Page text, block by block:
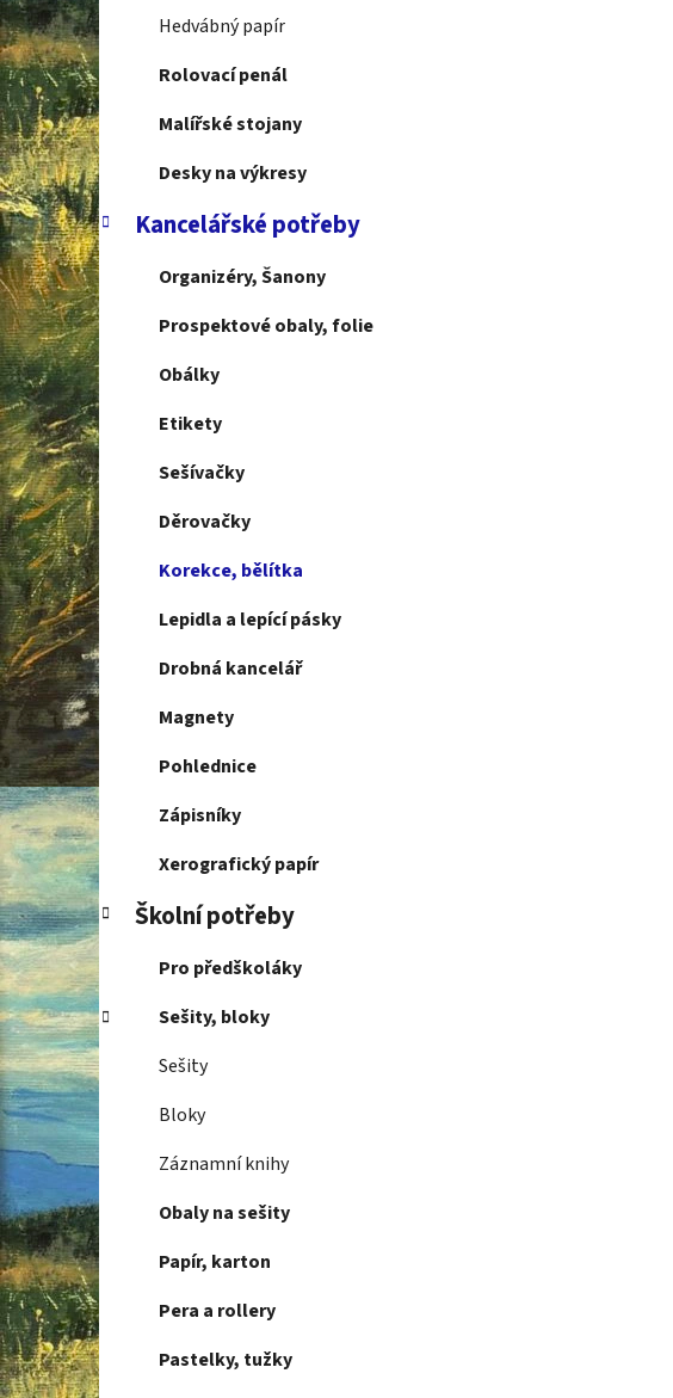
Hedvábný papír
Rolovací penál
Malířské stojany
Desky na výkresy
Kancelářské potřeby
Organizéry, Šanony
Prospektové obaly, folie
Obálky
Etikety
Sešívačky
Děrovačky
Korekce, bělítka
Lepidla a lepící pásky
Drobná kancelář
Magnety
Pohlednice
Zápisníky
Xerografický papír
Školní potřeby
Pro předškoláky
Sešity, bloky
Sešity
Bloky
Záznamní knihy
Obaly na sešity
Papír, karton
Pera a rollery
Pastelky, tužky